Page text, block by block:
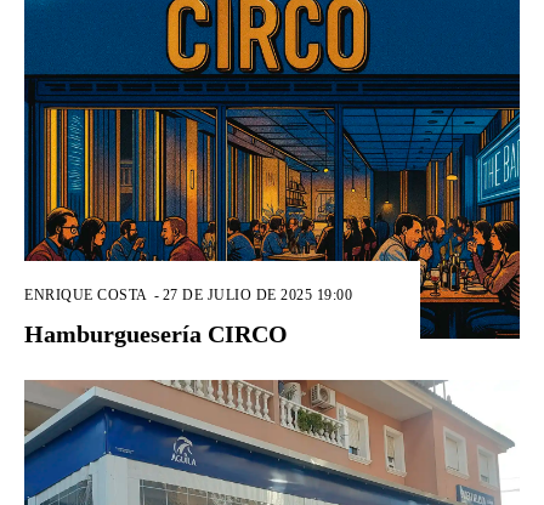
ENRIQUE COSTA - 27 DE JULIO DE 2025 19:00
Hamburguesería CIRCO